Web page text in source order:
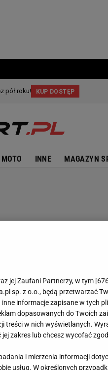
MOTO INNE MAGAZYN
jej Zaufani Partnerzy, w tym [
sp. z o.o., będą przetwarzać
informacje zapisane w tych
dopasowanych do Twoich
treści w nich wyświetlanych.
zakres lub chcesz wycofać
i mierzenia informacji
usług. W określonych